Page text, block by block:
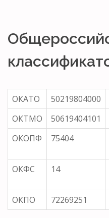
ОКАТО 50219804000
ОКТМО
50619404101
ОКОПФ
75404
ОКФС
14
ОКПО
72269251